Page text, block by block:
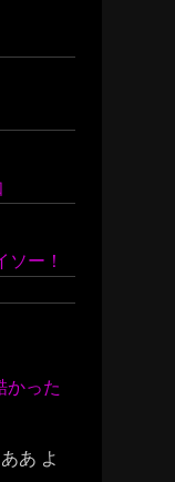
ー！
かった
ああ よ